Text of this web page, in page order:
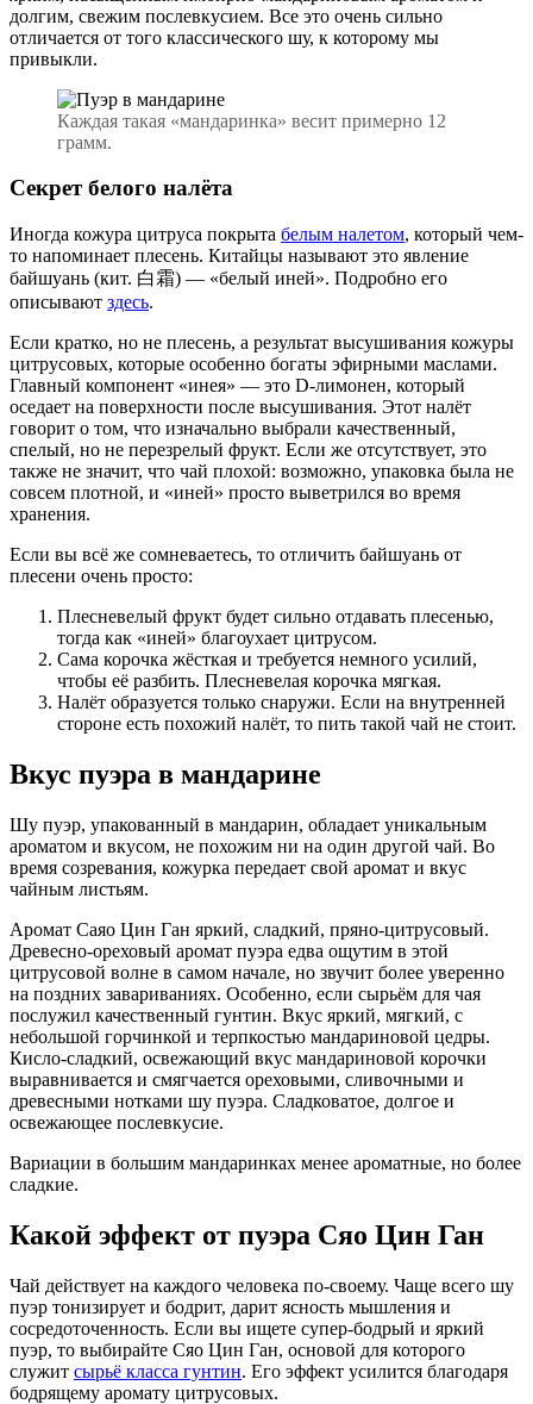
долгим, свежим послевкусием. Все это очень сильно
отличается от того классического шу, к которому мы
привыкли.
Каждая такая «мандаринка» весит примерно 12
грамм.
Секрет белого налёта
Иногда кожура цитруса покрыта белым налетом, который чем-
то напоминает плесень. Китайцы называют это явление
байшуань (кит. 白霜) — «белый иней». Подробно его
описывают здесь.
Если кратко, но не плесень, а результат высушивания кожуры
цитрусовых, которые особенно богаты эфирными маслами.
Главный компонент «инея» — это D-лимонен, который
оседает на поверхности после высушивания. Этот налёт
говорит о том, что изначально выбрали качественный,
спелый, но не перезрелый фрукт. Если же отсутствует, это
также не значит, что чай плохой: возможно, упаковка была не
совсем плотной, и «иней» просто выветрился во время
хранения.
Если вы всё же сомневаетесь, то отличить байшуань от
плесени очень просто:
Плесневелый фрукт будет сильно отдавать плесенью,
тогда как «иней» благоухает цитрусом.
Сама корочка жёсткая и требуется немного усилий,
чтобы её разбить. Плесневелая корочка мягкая.
Налёт образуется только снаружи. Если на внутренней
стороне есть похожий налёт, то пить такой чай не стоит.
Вкус пуэра в мандарине
Шу пуэр, упакованный в мандарин, обладает уникальным
ароматом и вкусом, не похожим ни на один другой чай. Во
время созревания, кожурка передает свой аромат и вкус
чайным листьям.
Аромат Саяо Цин Ган яркий, сладкий, пряно-цитрусовый.
Древесно-ореховый аромат пуэра едва ощутим в этой
цитрусовой волне в самом начале, но звучит более уверенно
на поздних завариваниях. Особенно, если сырьём для чая
послужил качественный гунтин. Вкус яркий, мягкий, с
небольшой горчинкой и терпкостью мандариновой цедры.
Кисло-сладкий, освежающий вкус мандариновой корочки
выравнивается и смягчается ореховыми, сливочными и
древесными нотками шу пуэра. Сладковатое, долгое и
освежающее послевкусие.
Вариации в большим мандаринках менее ароматные, но более
сладкие.
Какой эффект от пуэра Сяо Цин Ган
Чай действует на каждого человека по-своему. Чаще всего шу
пуэр тонизирует и бодрит, дарит ясность мышления и
сосредоточенность. Если вы ищете супер-бодрый и яркий
пуэр, то выбирайте Сяо Цин Ган, основой для которого
служит сырьё класса гунтин. Его эффект усилится благодаря
бодрящему аромату цитрусовых.